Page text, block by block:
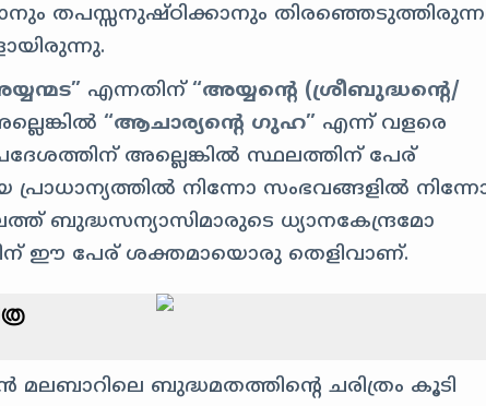
തപസ്സനുഷ്ഠിക്കാനും
എന്നതിന്“അയ്യന്റെ (ശ്രീബുദ്ധന്റെ/
“ആചാര്യന്റെ ഗുഹ” എന്ന് വളരെ
അല്ലെങ്കിൽ സ്ഥലത്തിന് പേര്
നിന്നോ സംഭവങ്ങളിൽ
ധ്യാനകേന്ദ്രമോ
ഈ പേര് ശക്തമായൊരു തെളിവാണ്.
മലബാറിലെ ബുദ്ധമതത്തിന്റെ ചരിത്രം കൂടി